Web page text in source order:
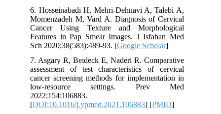
6. Hosseinabadi H, Mehri-Dehnavi A, Talebi A,
Momenzadeh M, Vard A. Diagnosis of Cervical
Cancer Using Texture and Morphological
Features in Pap Smear Images. J Isfahan Med
Sch 2020;38(583):489-93. [Google Scholar
7. Asgary R, Beideck E, Naderi R. Comparative
assessment of test characteristics of cervical
cancer screening methods for implementation in
low-resource settings. Prev Med
2022;154:106883.
[DOI:10.1016/j.ypmed.2021.106883] [PMID